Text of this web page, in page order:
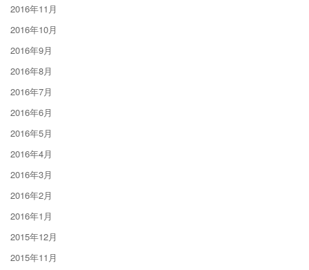
2016年11月
2016年10月
2016年9月
2016年8月
2016年7月
2016年6月
2016年5月
2016年4月
2016年3月
2016年2月
2016年1月
2015年12月
2015年11月